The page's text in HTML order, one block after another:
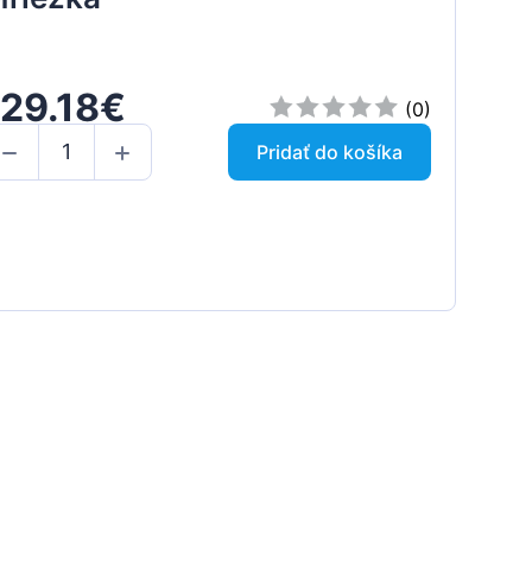
(0)
Pridať do košíka